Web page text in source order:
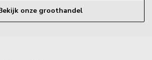
onze groothandel